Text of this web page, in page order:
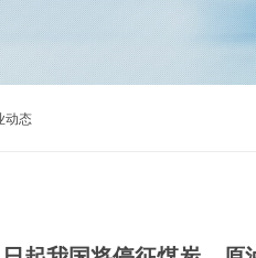
动态